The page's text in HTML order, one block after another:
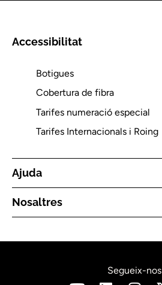
Accessibilitat
Botigues
Cobertura de fibra
Tarifes numeració especial
Tarifes Internacionals i Roing
Ajuda
Nosaltres
Segueix-nos